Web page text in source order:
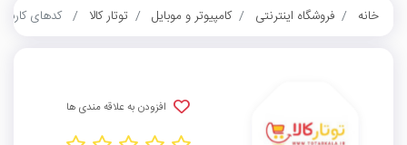
خانه فروشگاه اینترنتی کامپیوتر و موبایل توتار کالا کدهای
افزودن به علاقه مندی ها